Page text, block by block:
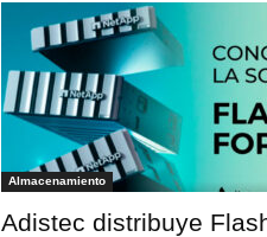
Almacenamiento
Adistec distribuye